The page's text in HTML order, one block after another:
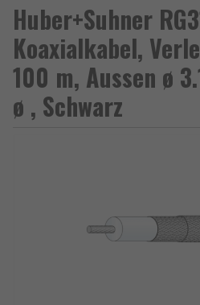
Huber+Suhner
Koaxialkabel,
100 m, Aussen ø
ø , Schwarz